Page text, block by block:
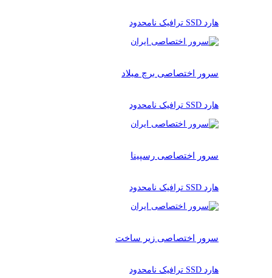
هارد SSD ترافیک نامحدود
سرور اختصاصی برچ میلاد
هارد SSD ترافیک نامحدود
سرور اختصاصی رسپینا
هارد SSD ترافیک نامحدود
سرور اختصاصی زیر ساخت
هارد SSD ترافیک نامحدود